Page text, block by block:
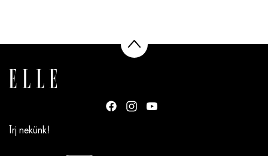
Írj nekünk!